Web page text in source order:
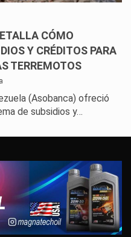
CÓMO
Y CRÉDITOS PARA
TERREMOTOS
(Asobanca) ofreció
de subsidios y…